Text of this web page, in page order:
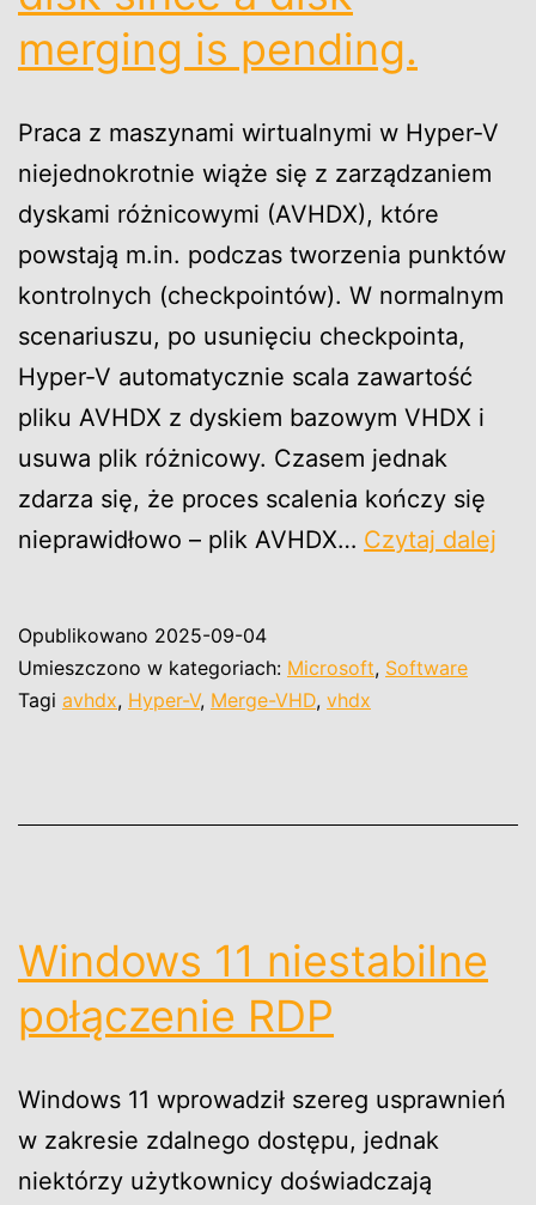
merging is pending.
Praca z maszynami wirtualnymi w Hyper-V
niejednokrotnie wiąże się z zarządzaniem
dyskami różnicowymi (AVHDX), które
powstają m.in. podczas tworzenia punktów
kontrolnych (checkpointów). W normalnym
scenariuszu, po usunięciu checkpointa,
Hyper-V automatycznie scala zawartość
pliku AVHDX z dyskiem bazowym VHDX i
usuwa plik różnicowy. Czasem jednak
zdarza się, że proces scalenia kończy się
nieprawidłowo – plik AVHDX… Czytaj dalej
Opublikowano 2025-09-04
Umieszczono w kategoriach: Microsoft, Software
Tagi avhdx, Hyper-V, Merge-VHD, vhdx
Windows 11 niestabilne
połączenie RDP
Windows 11 wprowadził szereg usprawnień
w zakresie zdalnego dostępu, jednak
niektórzy użytkownicy doświadczają